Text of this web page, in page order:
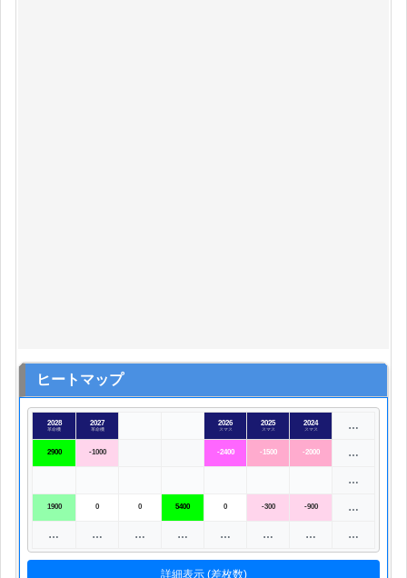
ヒートマップ
2028
革命機
2027
革命機
2026
スマス
2025
スマス
2024
スマス …
2900 -1000 -2400 -1500 -2000 …
…
1900 0 0 5400 0 -300 -900 …
… … … … … … … …
詳細表示 (差枚数)